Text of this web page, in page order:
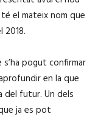
el mateix nom que
2018.
pogut confirmar
en la que
del futur. Un dels
ja es pot